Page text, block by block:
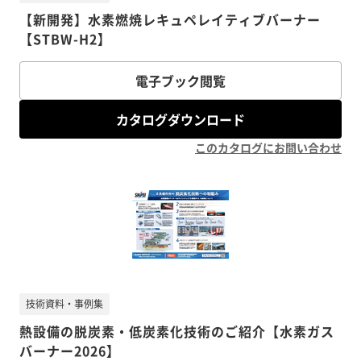
【新開発】水素燃焼レキュペレイティブバーナー
【STBW-H2】
電子ブック閲覧
カタログダウンロード
このカタログにお問い合わせ
熱設備の脱炭素・低炭素化技術のご紹介【水素ガス
バーナー2026】
技術資料・事例集